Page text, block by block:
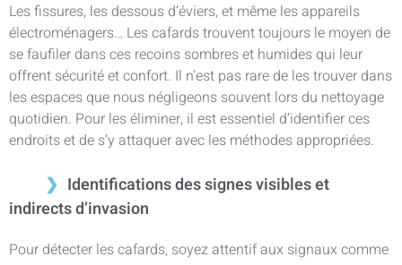
Les fissures, les dessous d’éviers, et même les appareils
électroménagers… Les cafards trouvent toujours le moyen de
se faufiler dans ces recoins sombres et humides qui leur
offrent sécurité et confort. Il n’est pas rare de les trouver dans
les espaces que nous négligeons souvent lors du nettoyage
quotidien. Pour les éliminer, il est essentiel d’identifier ces
endroits et de s’y attaquer avec les méthodes appropriées.
Identifications des signes visibles et
indirects d’invasion
Pour détecter les cafards, soyez attentif aux signaux comme